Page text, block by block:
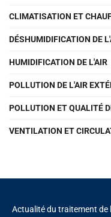
CLIMATISATION ET
DÉSHUMIDIFICATION DE
HUMIDIFICATION DE L'AIR
POLLUTION DE L'AIR
POLLUTION ET QUALITÉ
VENTILATION ET
Actualité du traitement de